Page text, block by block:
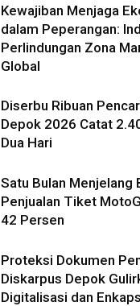
Kewajiban Menjaga
dalam Peperangan:
Perlindungan Zona
Global
Diserbu Ribuan
Depok 2026 Catat
Dua Hari
Satu Bulan Menjelang
Penjualan Tiket
42 Persen
Proteksi Dokumen
Diskarpus Depok
Digitalisasi dan